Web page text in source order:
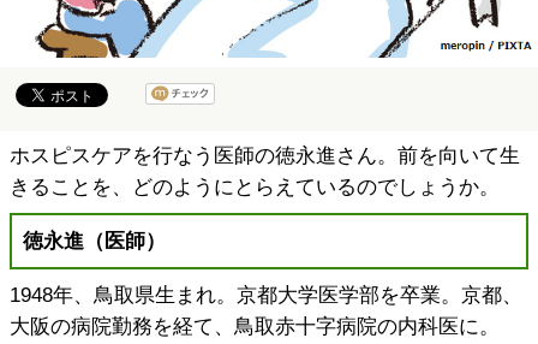
ホスピスケアを行なう医師の徳永進さん。前を向いて生
きることを、どのようにとらえているのでしょうか。
徳永進（医師）
1948年、鳥取県生まれ。京都大学医学部を卒業。京都、
大阪の病院勤務を経て、鳥取赤十字病院の内科医に。